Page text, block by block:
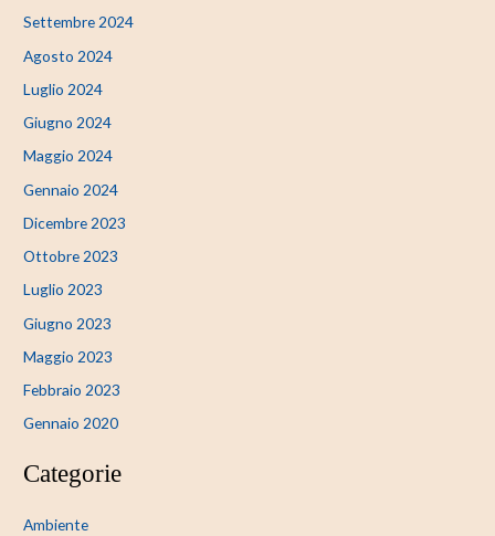
Settembre 2024
Agosto 2024
Luglio 2024
Giugno 2024
Maggio 2024
Gennaio 2024
Dicembre 2023
Ottobre 2023
Luglio 2023
Giugno 2023
Maggio 2023
Febbraio 2023
Gennaio 2020
Categorie
Ambiente